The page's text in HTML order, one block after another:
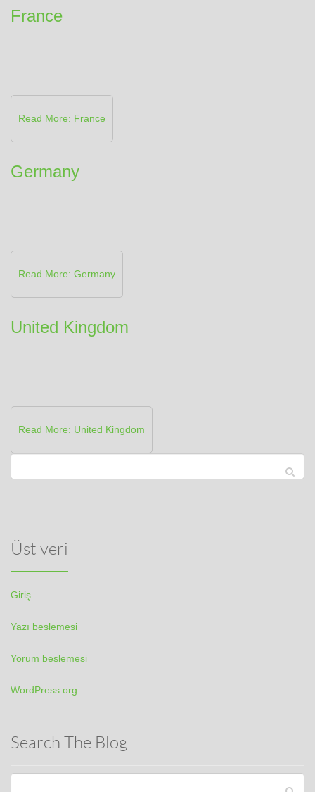
France
Read More: France
Germany
Read More: Germany
United Kingdom
Read More: United Kingdom
Üst veri
Giriş
Yazı beslemesi
Yorum beslemesi
WordPress.org
Search The Blog